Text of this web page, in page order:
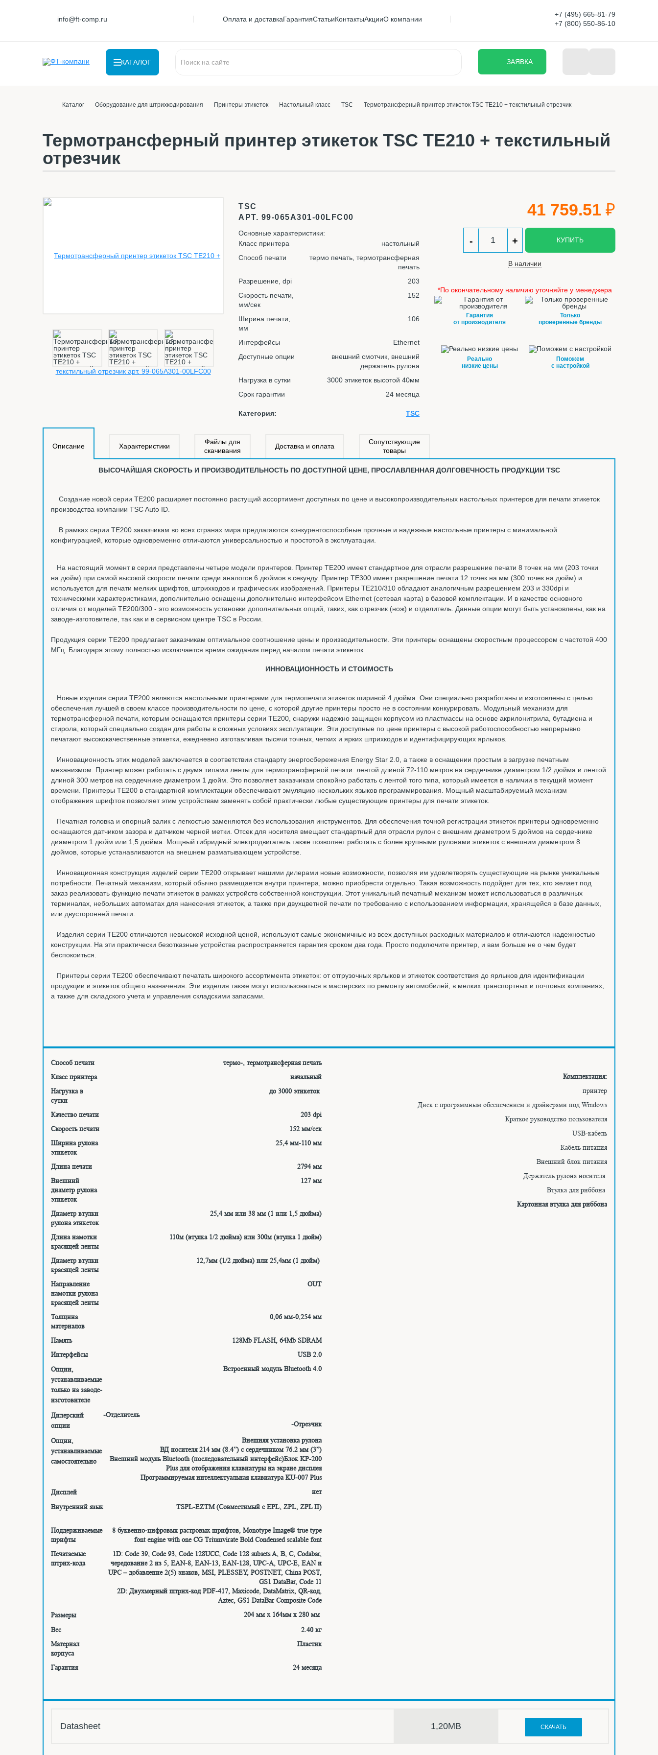
info@ft-comp.ru Оплата и доставкаГарантияСтатьиКонтактыАкцииО компании
+7 (495) 665-81-79
+7 (800) 550-86-10
КАТАЛОГ ЗАЯВКА
Каталог Оборудование для штрихкодирования Принтеры этикеток Настольный класс TSC Термотрансферный принтер этикеток TSC TE210 + текстильный отрезчик
Термотрансферный принтер этикеток TSC TE210 + текстильный
отрезчик
TSC
АРТ. 99-065A301-00LFC00
Основные характеристики:
Класс принтера
настольный
Способ печати
термо печать, термотрансферная
печать
Разрешение, dpi
203
Скорость печати,
мм/сек
152
Ширина печати,
мм
106
Интерфейсы
Ethernet
Доступные опции
внешний смотчик, внешний
держатель рулона
Нагрузка в сутки
3000 этикеток высотой 40мм
Срок гарантии
24 месяца
Категория: TSC
41 759.51 ₽
- + КУПИТЬ
В наличии
*По окончательному наличию уточняйте у менеджера
Гарантия
от производителя
Только
проверенные бренды
Реально
низкие цены
Поможем
с настройкой
Описание Характеристики
Файлы для
скачивания
Доставка и оплата
Сопутствующие
товары
ВЫСОЧАЙШАЯ СКОРОСТЬ И ПРОИЗВОДИТЕЛЬНОСТЬ ПО ДОСТУПНОЙ ЦЕНЕ, ПРОСЛАВЛЕННАЯ ДОЛГОВЕЧНОСТЬ ПРОДУКЦИИ TSC
Создание новой серии TE200 расширяет постоянно растущий ассортимент доступных по цене и высокопроизводительных настольных принтеров для печати этикеток
производства компании TSC Auto ID.
В рамках серии TE200 заказчикам во всех странах мира предлагаются конкурентоспособные прочные и надежные настольные принтеры с минимальной
конфигурацией, которые одновременно отличаются универсальностью и простотой в эксплуатации.
На настоящий момент в серии представлены четыре модели принтеров. Принтер TE200 имеет стандартное для отрасли разрешение печати 8 точек на мм (203 точки
на дюйм) при самой высокой скорости печати среди аналогов 6 дюймов в секунду. Принтер TE300 имеет разрешение печати 12 точек на мм (300 точек на дюйм) и
используется для печати мелких шрифтов, штрихкодов и графических изображений. Принтеры TE210/310 обладают аналогичным разрешением 203 и 330dpi и
техническими характеристиками, дополнительно оснащены дополнительно интерфейсом Ethernet (сетевая карта) в базовой комплектации. И в качестве основного
отличия от моделей TE200/300 - это возможность установки дополнительных опций, таких, как отрезчик (нож) и отделитель. Данные опции могут быть установлены, как на
заводе-изготовителе, так как и в сервисном центре TSC в России.
Продукция серии TE200 предлагает заказчикам оптимальное соотношение цены и производительности. Эти принтеры оснащены скоростным процессором с частотой 400
МГц. Благодаря этому полностью исключается время ожидания перед началом печати этикеток.
ИННОВАЦИОННОСТЬ И СТОИМОСТЬ
Новые изделия серии TE200 являются настольными принтерами для термопечати этикеток шириной 4 дюйма. Они специально разработаны и изготовлены с целью
обеспечения лучшей в своем классе производительности по цене, с которой другие принтеры просто не в состоянии конкурировать. Модульный механизм для
термотрансферной печати, которым оснащаются принтеры серии TE200, снаружи надежно защищен корпусом из пластмассы на основе акрилонитрила, бутадиена и
стирола, который специально создан для работы в сложных условиях эксплуатации. Эти доступные по цене принтеры с высокой работоспособностью непрерывно
печатают высококачественные этикетки, ежедневно изготавливая тысячи точных, четких и ярких штрихкодов и идентифицирующих ярлыков.
Инновационность этих моделей заключается в соответствии стандарту энергосбережения Energy Star 2.0, а также в оснащении простым в загрузке печатным
механизмом. Принтер может работать с двумя типами ленты для термотрансферной печати: лентой длиной 72-110 метров на сердечнике диаметром 1/2 дюйма и лентой
длиной 300 метров на сердечнике диаметром 1 дюйм. Это позволяет заказчикам спокойно работать с лентой того типа, который имеется в наличии в текущий момент
времени. Принтеры TE200 в стандартной комплектации обеспечивают эмуляцию нескольких языков программирования. Мощный масштабируемый механизм
отображения шрифтов позволяет этим устройствам заменять собой практически любые существующие принтеры для печати этикеток.
Печатная головка и опорный валик с легкостью заменяются без использования инструментов. Для обеспечения точной регистрации этикеток принтеры одновременно
оснащаются датчиком зазора и датчиком черной метки. Отсек для носителя вмещает стандартный для отрасли рулон с внешним диаметром 5 дюймов на сердечнике
диаметром 1 дюйм или 1,5 дюйма. Мощный гибридный электродвигатель также позволяет работать с более крупными рулонами этикеток с внешним диаметром 8
дюймов, которые устанавливаются на внешнем разматывающем устройстве.
Инновационная конструкция изделий серии TE200 открывает нашими дилерами новые возможности, позволяя им удовлетворять существующие на рынке уникальные
потребности. Печатный механизм, который обычно размещается внутри принтера, можно приобрести отдельно. Такая возможность подойдет для тех, кто желает под
заказ реализовать функцию печати этикеток в рамках устройств собственной конструкции. Этот уникальный печатный механизм может использоваться в различных
терминалах, небольших автоматах для нанесения этикеток, а также при двухцветной печати по требованию с использованием информации, хранящейся в базе данных,
или двусторонней печати.
Изделия серии TE200 отличаются невысокой исходной ценой, используют самые экономичные из всех доступных расходных материалов и отличаются надежностью
конструкции. На эти практически безотказные устройства распространяется гарантия сроком два года. Просто подключите принтер, и вам больше не о чем будет
беспокоиться.
Принтеры серии TE200 обеспечивают печатать широкого ассортимента этикеток: от отгрузочных ярлыков и этикеток соответствия до ярлыков для идентификации
продукции и этикеток общего назначения. Эти изделия также могут использоваться в мастерских по ремонту автомобилей, в мелких транспортных и почтовых компаниях,
а также для складского учета и управления складскими запасами.
Способ печати
термо-, термотрансферная печать
Класс принтера
начальный
Нагрузка в
сутки
до 3000 этикеток
Качество печати
203 dpi
Скорость печати
152 мм/сек
Ширина рулона
этикеток
25,4 мм-110 мм
Длина печати
2794 мм
Внешний
диаметр рулона
этикеток
127 мм
Диаметр втулки
рулона этикеток
25,4 мм или 38 мм (1 или 1,5 дюйма)
Длина намотки
красящей ленты
110м (втулка 1/2 дюйма) или 300м (втулка 1 дюйм)
Диаметр втулки
красящей ленты
12,7мм (1/2 дюйма) или 25,4мм (1 дюйм)
Направление
намотки рулона
красящей ленты
OUT
Толщина
материалов
0,06 мм-0,254 мм
Память
128Mb FLASH, 64Mb SDRAM
Интерфейсы
USB 2.0
Опции,
устанавливаемые
только на заводе-
изготовителе
Встроенный модуль Bluetooth 4.0
Дилерский
опции
-Отделитель
-Отрезчик
Опции,
устанавливаемые
самостоятельно
Внешняя установка рулона
ВД носителя 214 мм (8.4”) с сердечником 76.2 мм (3”)
Внешний модуль Bluetooth (последовательный интерфейс)Блок KP-200
Plus для отображения клавиатуры на экране дисплея
Программируемая интеллектуальная клавиатура KU-007 Plus
Дисплей
нет
Внутренний язык
TSPL-EZTM (Совместимый с EPL, ZPL, ZPL II)
Поддерживаемые
шрифты
8 буквенно-цифровых растровых шрифтов, Monotype Image® true type
font engine with one CG Triumvirate Bold Condensed scalable font
Печатаемые
штрих-кода
1D: Code 39, Code 93, Code 128UCC, Code 128 subsets A, B, C, Codabar,
чередование 2 из 5, EAN-8, EAN-13, EAN-128, UPC-A, UPC-E, EAN и
UPC – добавление 2(5) знаков, MSI, PLESSEY, POSTNET, China POST,
GS1 DataBar, Code 11
2D: Двухмерный штрих-код PDF-417, Maxicode, DataMatrix, QR-код,
Aztec, GS1 DataBar Composite Code
Размеры
204 мм x 164мм x 280 мм
Вес
2.40 кг
Материал
корпуса
Пластик
Гарантия 24 месяца
Комплектация:
принтер
Диск с программным обеспечением и драйверами под Windows
Краткое руководство пользователя
USB-кабель
Кабель питания
Внешний блок питания
Держатель рулона носителя
Втулка для риббона
Картонная втулка для риббона
Datasheet 1,20MB СКАЧАТЬ